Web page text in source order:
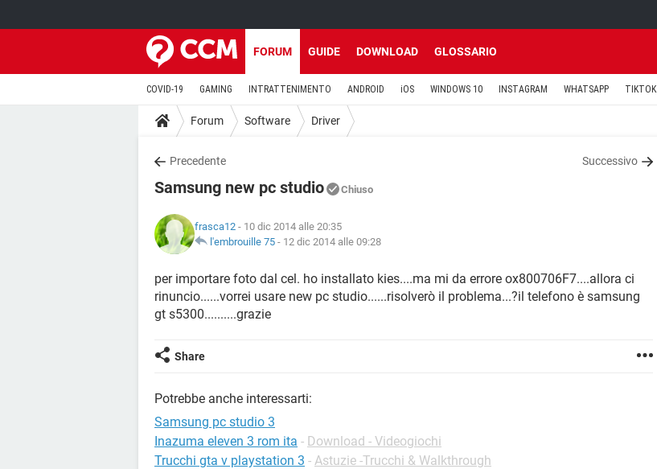
FORUM GUIDE DOWNLOAD GLOSSARIO
COVID-19 GAMING INTRATTENIMENTO ANDROID iOS WINDOWS 10 INSTAGRAM WHATSAPP TIKTOK
Forum Software Driver
Precedente Successivo
Samsung new pc studio Chiuso
frasca12 - 10 dic 2014 alle 20:35
l'embrouille 75 - 12 dic 2014 alle 09:28
per importare foto dal cel. ho installato kies....ma mi da errore ox800706F7....allora ci
rinuncio......vorrei usare new pc studio......risolverò il problema...?il telefono è samsung
gt s5300..........grazie
Share
Potrebbe anche interessarti:
Samsung pc studio 3
Inazuma eleven 3 rom ita - Download - Videogiochi
Trucchi gta v playstation 3 - Astuzie -Trucchi & Walkthrough